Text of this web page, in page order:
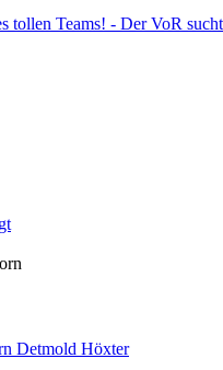
tollen Teams! - Der VoR